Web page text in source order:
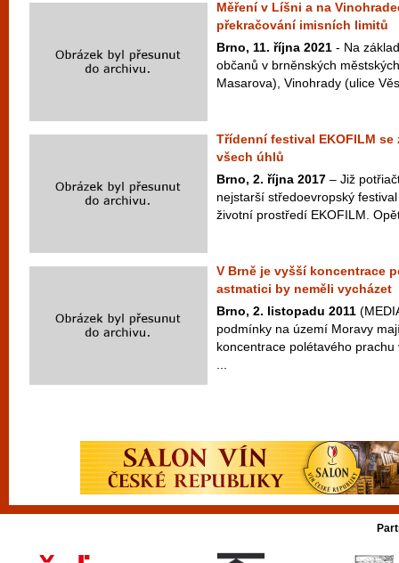
Měření v Líšni a na
překračování imisních limitů
Brno, 11. října 2021 - Na
občanů v brněnských
Masarova), Vinohrady (ulice
Třídenní festival EKOFILM se
všech úhlů
Brno, 2. října 2017 – Již
nejstarší středoevropský
životní prostředí EKOFILM.
V Brně je vyšší koncentrace
astmatici by neměli vycházet
Brno, 2. listopadu 2011
podmínky na území Moravy
koncentrace polétavého